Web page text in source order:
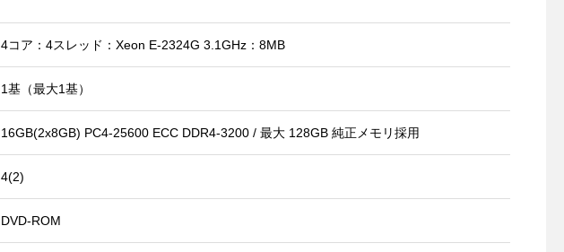
4コア：4スレッド：Xeon E-2324G 3.1GHz：8MB
1基（最大1基）
16GB(2x8GB) PC4-25600 ECC DDR4-3200 / 最大 128GB 純正メモリ採用
4(2)
DVD-ROM